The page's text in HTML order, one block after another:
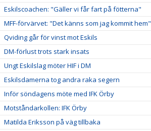
Eskilscoachen: "Gäller vi får fart på fötterna"
MFF-förvärvet: "Det känns som jag kommit hem"
Qviding går för vinst mot Eskils
DM-förlust trots stark insats
Ungt Eskilslag möter HIF i DM
Eskilsdamerna tog andra raka segern
Inför söndagens möte med IFK Örby
Motståndarkollen: IFK Örby
Matilda Eriksson på väg tillbaka